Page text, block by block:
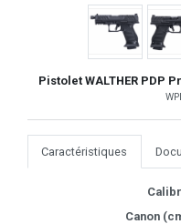
Pistolet WALTHER PDP
Caractéristiques
Canon